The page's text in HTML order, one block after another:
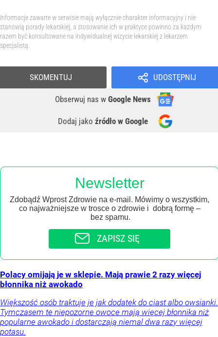
Informacje zawarte w serwisie mają wyłącznie charakter informacyjny i nie
stanowią porady lekarskiej, a stosowanie ich w praktyce powinno za każdym
razem być konsultowane na indywidualnej wizycie lekarskiej z lekarzem
specjalistą.
UDOSTĘPNIJ
Obserwuj nas w Google News
Dodaj jako źródło w Google
SKOMENTUJ
Newsletter
Zdobądź Wprost Zdrowie na e-mail. Mówimy o wszystkim,
co najważniejsze w trosce o zdrowie i dobrą formę –
bez spamu.
ZAPISZ SIĘ
Polacy omijają je w sklepie. Mają prawie 2 razy więcej
błonnika niż awokado
Większość osób traktuje je jak dodatek do ciast albo owsianki.
Tymczasem te niepozorne owoce mają więcej błonnika niż
popularne awokado i dostarczają niemal dwa razy więcej
potasu.